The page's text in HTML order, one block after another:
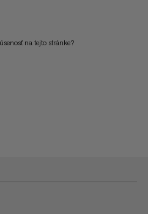
na tejto stránke?